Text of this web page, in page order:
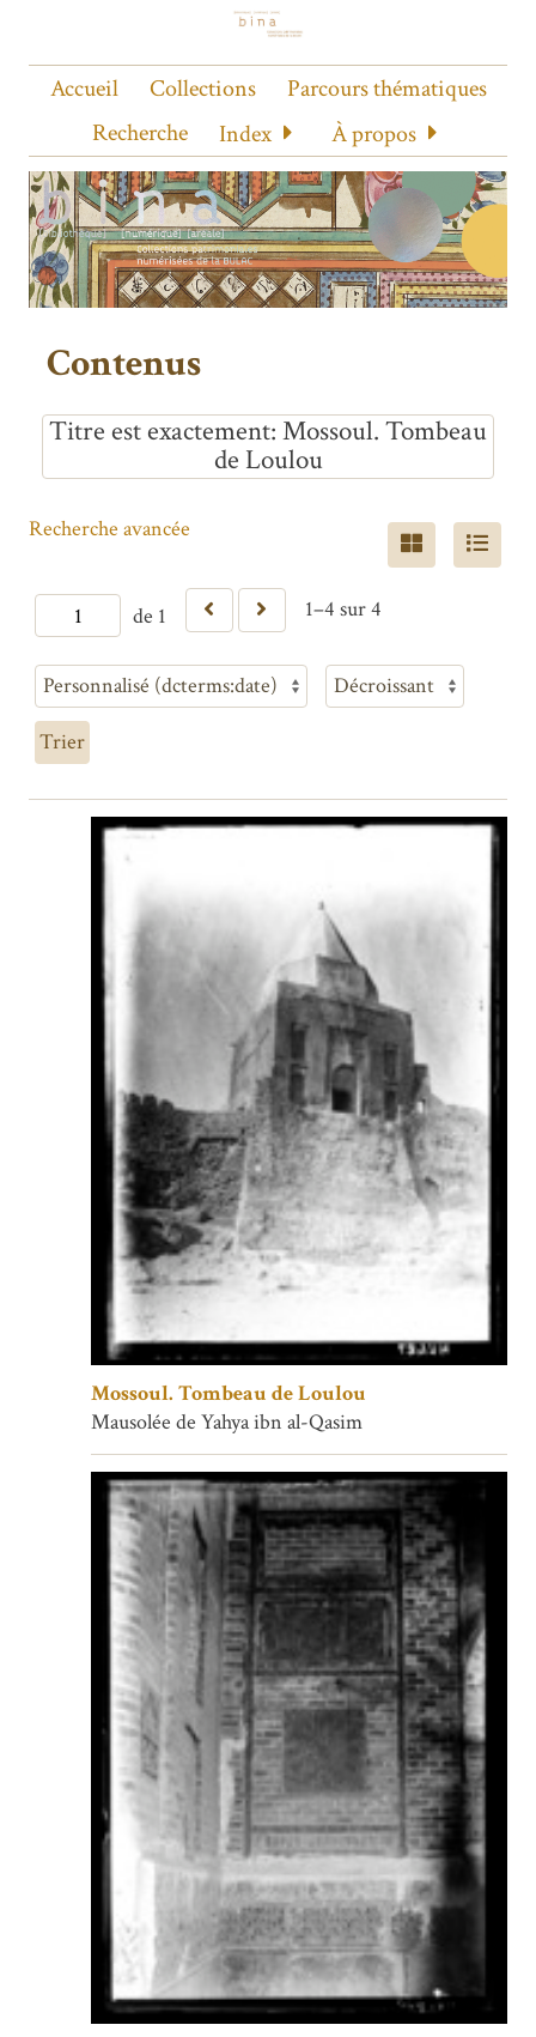
Accueil Collections
Parcours thématiques
Recherche
Index À propos
Contenus
Titre est exactement Mossoul. Tombeau
de Loulou
de 1 1–4 sur 4
Recherche avancée
Trier
Mossoul. Tombeau de Loulou
Mausolée de Yahya ibn al-Qasim